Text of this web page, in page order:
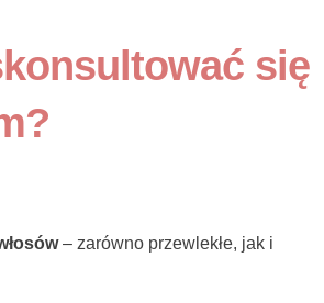
się
– zarówno przewlekłe, jak i